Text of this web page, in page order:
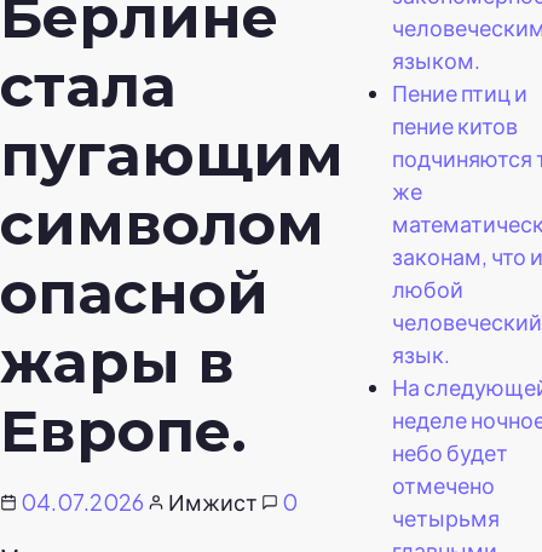
Берлине
стала
пугающим
символом
опасной
жары в
Европе.
04.07.2026 Имжист
0
языком.
Пение птиц и
пение китов
подчиняются
же
законам, что и
любой
человеческий
язык.
На
неделе
небо будет
отмечено
четырьмя